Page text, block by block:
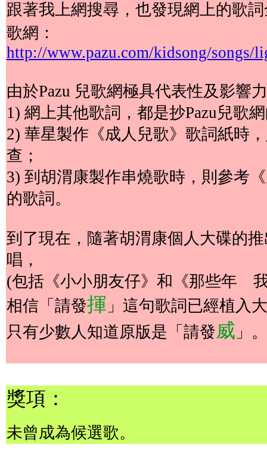
跟著我上網搜尋，也發現網上的歌
歌網：
http://www.pazu.com/kidsong/songs/
由於Pazu 兒歌網極具代表性及影響
1) 網上其他歌詞，都是抄Pazu兒歌
2) 華星製作《成人兒歌》歌詞紙時
查；
3) 到胡渭康製作串燒歌時，則參考
的歌詞。
到了現在，隨著胡渭康個人大碟的
唱，
(包括《小小朋友仔》和《那些年
相信「請發揮 」這句歌詞已經植入
只有少數人知道原版是「請發威 」。
獎項：
未曾成為候選歌。